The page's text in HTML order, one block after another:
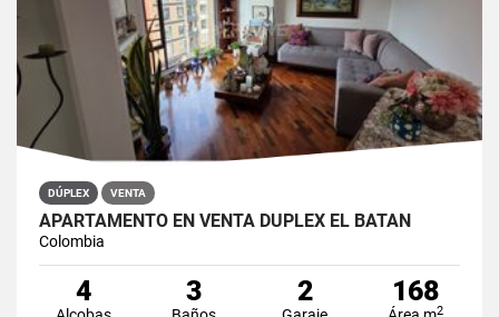
DÚPLEX VENTA
APARTAMENTO EN VENTA DÚPLEX EL BATÁN
Colombia
4 3 2 168
2